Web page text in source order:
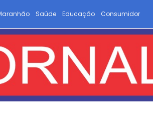
Saúde Educação Consumidor